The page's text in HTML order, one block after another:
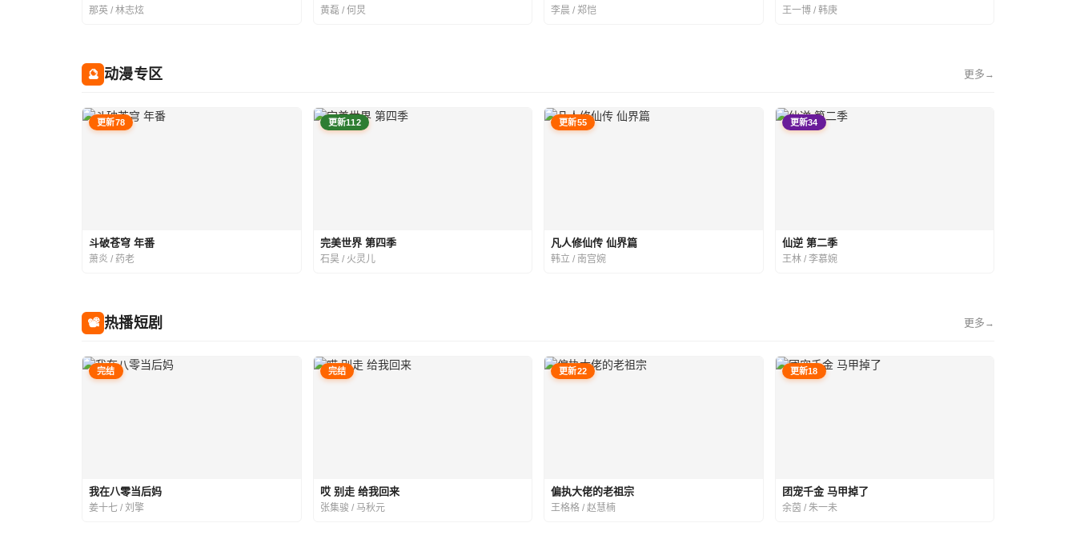
那英 / 林志炫 黄磊 / 何炅 李晨 / 郑恺 王一博 / 韩庚
🔮 动漫专区 更多 →
更新78
斗破苍穹 年番
萧炎 / 药老
更新112
完美世界 第四季
石昊 / 火灵儿
更新55
凡人修仙传 仙界篇
韩立 / 南宫婉
更新34
仙逆 第二季
王林 / 李慕婉
📽 热播短剧 更多 →
完结
我在八零当后妈
姜十七 / 刘擎
完结
哎 别走 给我回来
张集骏 / 马秋元
更新22
偏执大佬的老祖宗
王格格 / 赵慧楠
更新18
团宠千金 马甲掉了
余茵 / 朱一未